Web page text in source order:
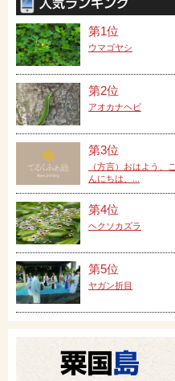
第1位
ウマゴヤシ
第2位
アオカナヘビ
第3位
（方言）おはよう、こ
んにちは、...
第4位
ヘクソカズラ
第5位
ヤガン折目